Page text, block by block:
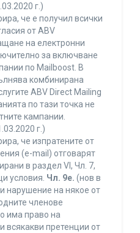
г.)
че е получил всички
от ABV
на електронни
за включване
по Mailboost. В
комбинирана
ABV Direct Mailing
по тази точка не
кампании.
г.)
че изпратените от
(e-mail) отговарят
в раздел VI, Чл. 7,
условия. Чл. 9е. (нов в
нарушение на някое от
членове
има право на
всякакви претенции от